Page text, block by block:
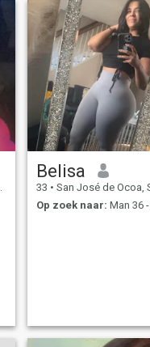
Belisa
33 • San José de Ocoa, San José de Ocoa,
Op zoek naar: Man 36